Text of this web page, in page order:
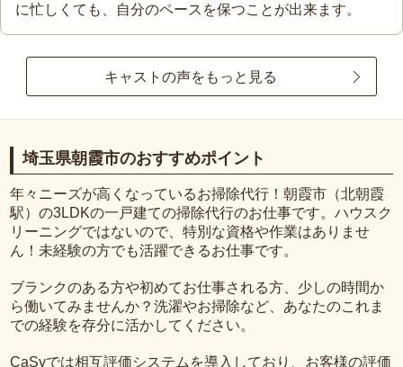
に忙しくても、自分のペースを保つことが出来ます。
キャストの声をもっと見る
埼玉県朝霞市のおすすめポイント
年々ニーズが高くなっているお掃除代行！朝霞市（北朝霞
駅）の3LDKの一戸建ての掃除代行のお仕事です。ハウスク
リーニングではないので、特別な資格や作業はありませ
ん！未経験の方でも活躍できるお仕事です。
ブランクのある方や初めてお仕事される方、少しの時間か
ら働いてみませんか？洗濯やお掃除など、あなたのこれま
での経験を存分に活かしてください。
CaSyでは相互評価システムを導入しており、お客様の評価